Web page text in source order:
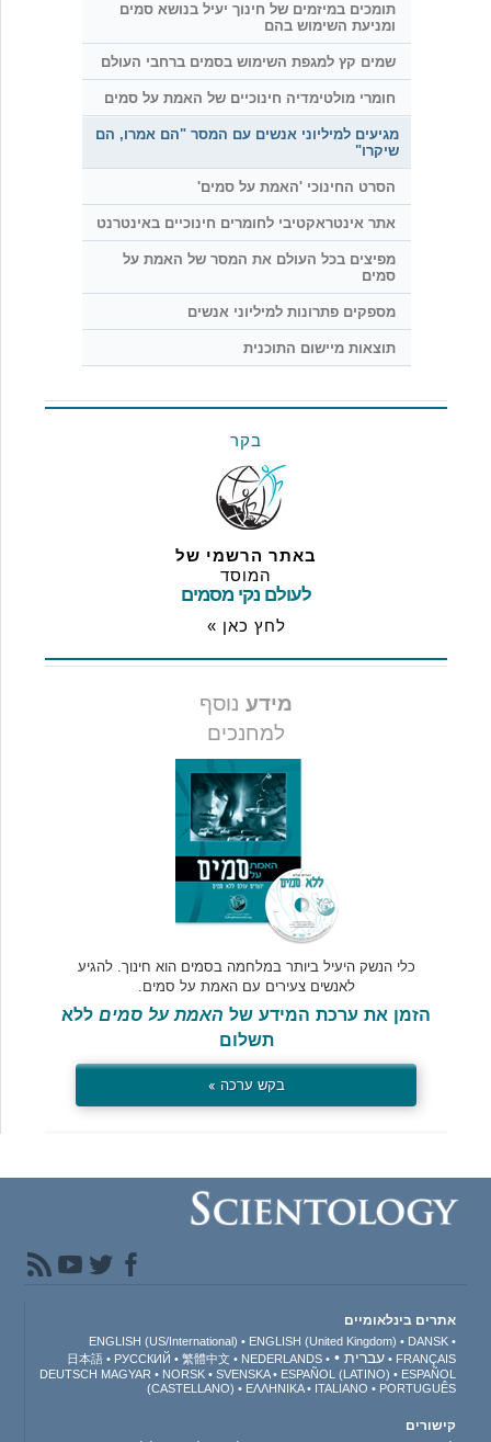
תומכים במיזמים של חינוך יעיל בנושא סמים
ומניעת השימוש בהם
שמים קץ למגפת השימוש בסמים ברחבי העולם
חומרי מולטימדיה חינוכיים של האמת על סמים
מגיעים למיליוני אנשים עם המסר "הם אמרו, הם
שיקרו"
הסרט החינוכי 'האמת על סמים'
אתר אינטראקטיבי לחומרים חינוכיים באינטרנט
מפיצים בכל העולם את המסר של האמת על
סמים
מספקים פתרונות למיליוני אנשים
תוצאות מיישום התוכנית
בקר
באתר הרשמי של
המוסד
לעולם נקי מסמים
לחץ כאן »
מידע נוסף
למחנכים
כלי הנשק היעיל ביותר במלחמה בסמים הוא חינוך. להגיע
לאנשים צעירים עם האמת על סמים.
הזמן את ערכת המידע של האמת על סמים ללא
תשלום
בקש ערכה »
אתרים בינלאומיים
ENGLISH (US/International) ENGLISH (United Kingdom)
DANSK
FRANÇAIS
עברית 日本語 РУССКИЙ 繁體中文
NEDERLANDS
DEUTSCH MAGYAR NORSK SVENSKA ESPAÑOL (LATINO)
ESPAÑOL
(CASTELLANO)
ΕΛΛΗΝΙΚA ITALIANO PORTUGUÊS
קישורים